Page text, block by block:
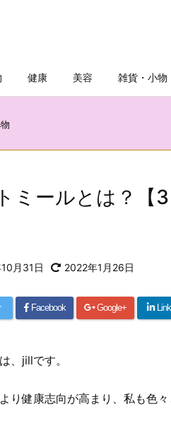
健康 美容 雑貨・小物
ミールとは？【
月31日 2022年1月26日
Facebook Google+
、jillです。
り健康志向が高まり、私も色